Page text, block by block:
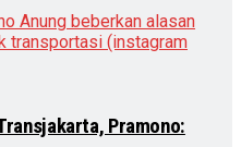
Pramono: